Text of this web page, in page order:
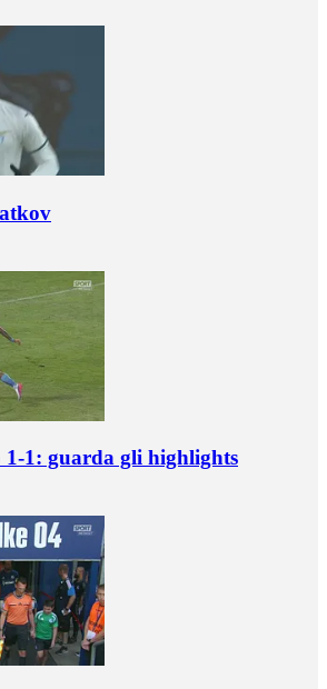
1-1: guarda gli highlights